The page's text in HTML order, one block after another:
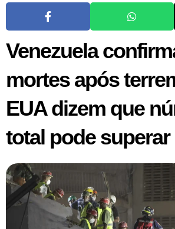
Venezuela
mortes após
EUA dizem que
total pode superar